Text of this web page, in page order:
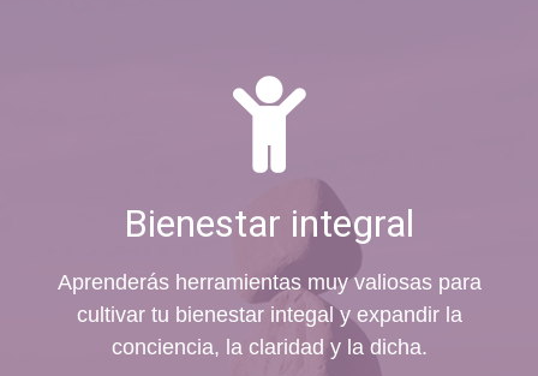
Bienestar integral
Aprenderás herramientas muy valiosas para
cultivar tu bienestar integal y expandir la
conciencia, la claridad y la dicha.